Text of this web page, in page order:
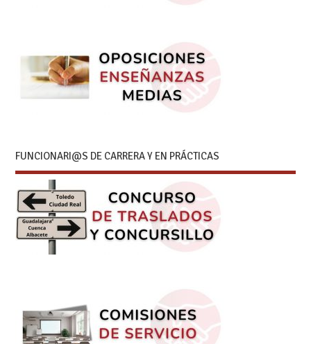
FUNCIONARI@S DE CARRERA Y EN PRÁCTICAS